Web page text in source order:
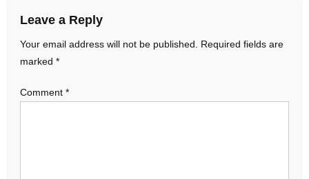
Leave a Reply
Your email address will not be published.
Required fields are
marked *
Comment *